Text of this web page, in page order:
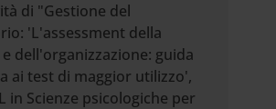
di "Gestione del
'L'assessment della
dell'organizzazione: guida
ai test di maggior utilizzo',
in Scienze psicologiche per